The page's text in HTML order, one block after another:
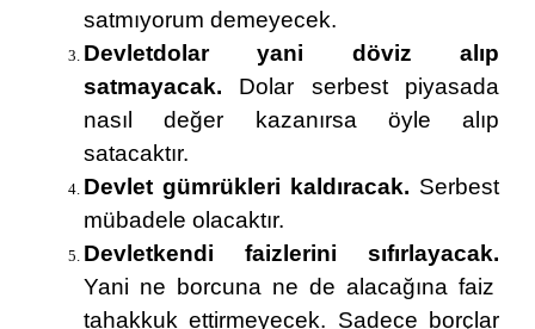
satmıyorum demeyecek.
Devletdolar yani döviz alıp
satmayacak. Dolar serbest piyasada
nasıl değer kazanırsa öyle alıp
satacaktır.
Devlet gümrükleri kaldıracak. Serbest
mübadele olacaktır.
Devletkendi faizlerini sıfırlayacak.
Yani ne borcuna ne de alacağına faiz
tahakkuk ettirmeyecek. Sadece borçlar